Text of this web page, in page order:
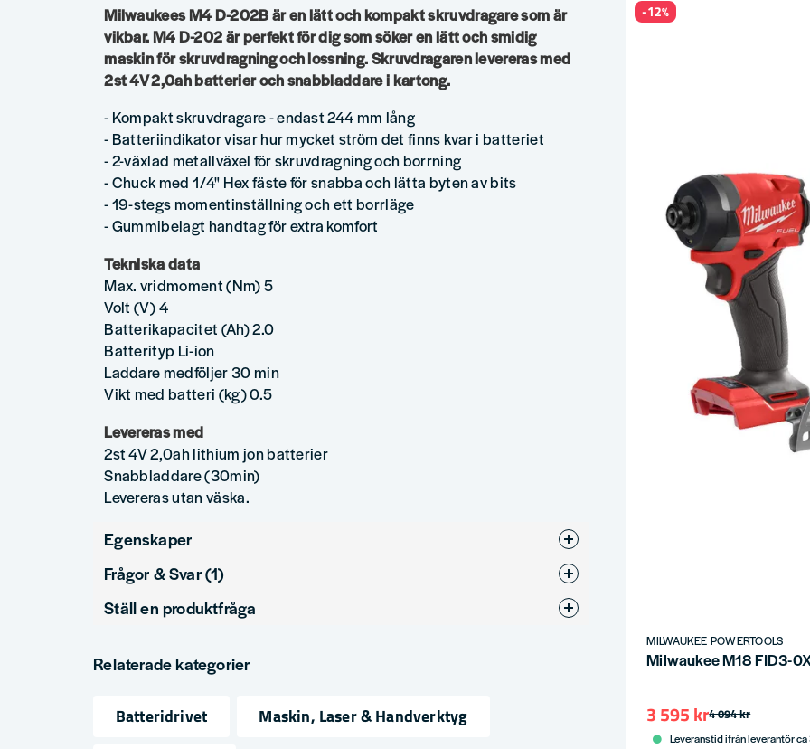
Milwaukees M4 D-202B är en lätt och kompakt skruvdragare som är
vikbar. M4 D-202 är perfekt för dig som söker en lätt och smidig
maskin för skruvdragning och lossning. Skruvdragaren levereras med
2st 4V 2,0ah batterier och snabbladdare i kartong.
- Kompakt skruvdragare - endast 244 mm lång
- Batteriindikator visar hur mycket ström det finns kvar i batteriet
- 2-växlad metallväxel för skruvdragning och borrning
- Chuck med 1/4" Hex fäste för snabba och lätta byten av bits
- 19-stegs momentinställning och ett borrläge
- Gummibelagt handtag för extra komfort
Tekniska data
Max. vridmoment (Nm) 5
Volt (V) 4
Batterikapacitet (Ah) 2.0
Batterityp Li-ion
Laddare medföljer 30 min
Vikt med batteri (kg) 0.5
Levereras med
2st 4V 2,0ah lithium jon batterier
Snabbladdare (30min)
Levereras utan väska.
Egenskaper
produktyp
Varumärke
Frågor & Svar (1)
Ställ en produktfråga
Fråga oss något om denna produkten...
Relaterade kategorier
Batteridrivet
Maskin, Laser & Handverktyg
MILWAUKEE POWERTOOLS
Milwaukee M18 FID3-
4 094 kr
3 595 kr
Leveranstid ifrån leverantör ca
-12%